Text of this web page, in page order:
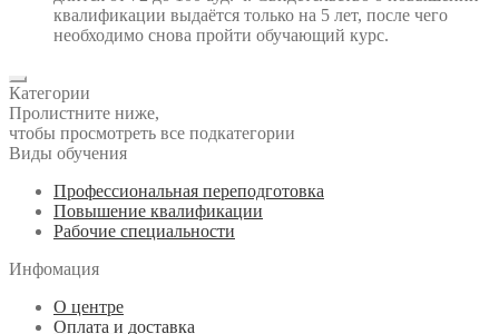
квалификации выдаётся только на 5 лет, после чего
необходимо снова пройти обучающий курс.
Категории
Пролистните ниже,
чтобы просмотреть все подкатегории
Виды обучения
Профессиональная переподготовка
Повышение квалификации
Рабочие специальности
Инфомация
О центре
Оплата и доставка